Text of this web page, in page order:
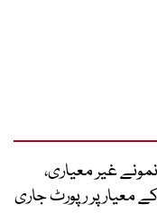
491 میں سے 176 نمونے غیر معیاری،
معیار پر رپورٹ جاری